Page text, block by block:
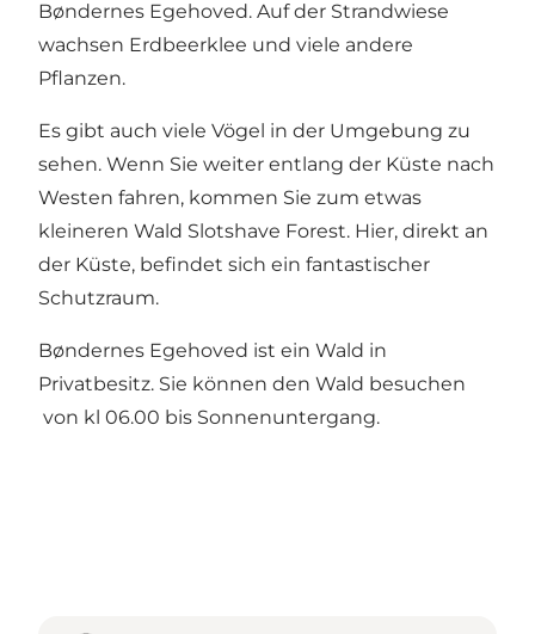
Bøndernes Egehoved. Auf der Strandwiese
wachsen Erdbeerklee und viele andere
Pflanzen.
Es gibt auch viele Vögel in der Umgebung zu
sehen. Wenn Sie weiter entlang der Küste nach
Westen fahren, kommen Sie zum etwas
kleineren Wald Slotshave Forest. Hier, direkt an
der Küste, befindet sich ein fantastischer
Schutzraum.
Bøndernes Egehoved ist ein Wald in
Privatbesitz. Sie können den Wald besuchen
von kl 06.00 bis Sonnenuntergang.